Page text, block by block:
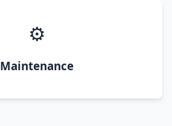
⚙️
Maintenance